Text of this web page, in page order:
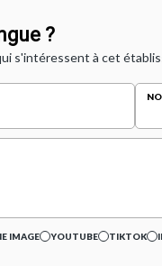
?
s'intéressent à cet
IMAGE YOUTUBE TIKTOK